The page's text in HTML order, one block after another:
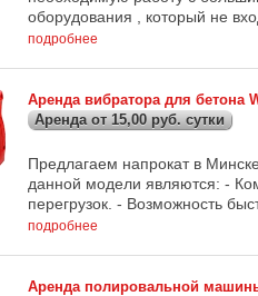
оборудования , который не
подробнее
Аренда вибратора для бетона
Аренда от 15,00 руб. сутки
Предлагаем напрокат в
данной модели являются: -
перегрузок. - Возможность
подробнее
Аренда полировальной